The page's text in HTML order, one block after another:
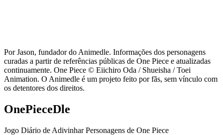
Por Jason, fundador do Animedle. Informações dos personagens
curadas a partir de referências públicas de One Piece e atualizadas
continuamente. One Piece © Eiichiro Oda / Shueisha / Toei
Animation. O Animedle é um projeto feito por fãs, sem vínculo com
os detentores dos direitos.
OnePieceDle
Jogo Diário de Adivinhar Personagens de One Piece